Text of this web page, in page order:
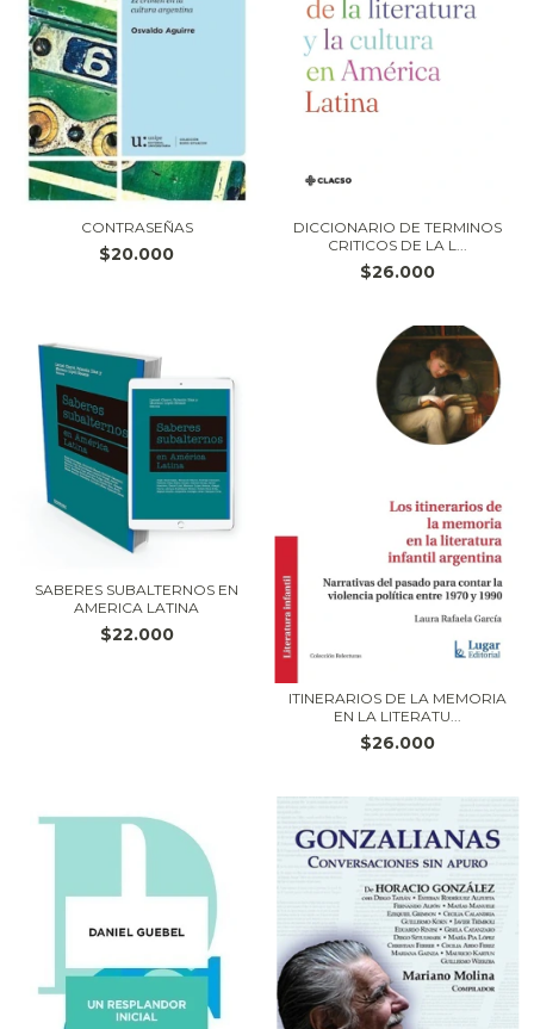
CONTRASEÑAS
$20.000
DICCIONARIO DE TERMINOS
CRITICOS DE LA L...
$26.000
SABERES SUBALTERNOS EN
AMERICA LATINA
$22.000
ITINERARIOS DE LA MEMORIA
EN LA LITERATU...
$26.000